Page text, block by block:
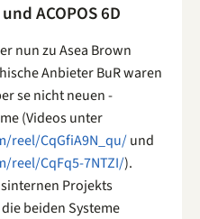
ACOPOS 6D
nun zu Asea Brown
Anbieter BuR waren
se nicht neuen -
(Videos unter
reel/CqGfiA9N_qu/und
reel/CqFq5-7NTZI/).
Projekts
beiden Systeme